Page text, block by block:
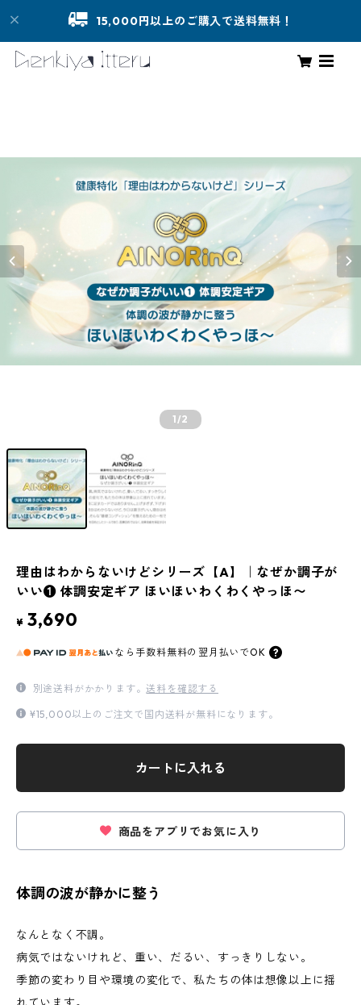
15,000円以上のご購入で送料無料！
1/2
理由はわからないけどシリーズ【A】｜なぜか調子が
いい❶ 体調安定ギア ほいほいわくわくやっほ〜
¥ 3,690
なら 手数料無料の 翌月払いでOK
別途送料がかかります。送料を確認する
¥15,000以上のご注文で国内送料が無料になります。
カートに入れる
商品をアプリでお気に入り
体調の波が静かに整う
なんとなく不調。
病気ではないけれど、重い、だるい、すっきりしない。
季節の変わり目や環境の変化で、私たちの体は想像以上に揺